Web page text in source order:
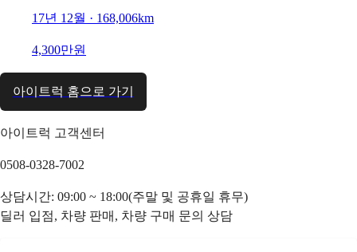
17년 12월 · 168,006km
4,300만원
아이트럭 홈으로 가기
아이트럭 고객센터
0508-0328-7002
상담시간: 09:00 ~ 18:00(주말 및 공휴일 휴무)
딜러 입점, 차량 판매, 차량 구매 문의 상담